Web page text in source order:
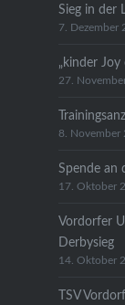
Sieg in der
7. Dezember
„kinder
27.
8. November
Spende an
17. Oktober
Vordorfer
Derbysieg
14. Oktober
TSV